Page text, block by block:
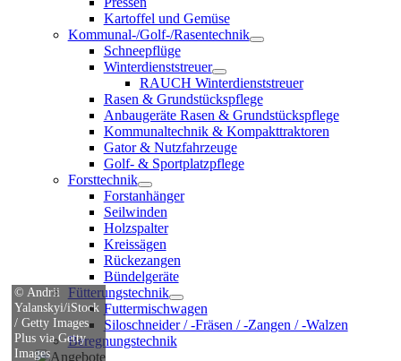
Kartoffel und Gemüse
Kommunal-/Golf-/Rasentechnik
Schneepflüge
Winterdienststreuer
RAUCH Winterdienststreuer
Rasen & Grundstückspflege
Anbaugeräte Rasen & Grundstückspflege
Kommunaltechnik & Kompakttraktoren
Gator & Nutzfahrzeuge
Golf- & Sportplatzpflege
Forsttechnik
Forstanhänger
Seilwinden
Holzspalter
Kreissägen
Rückezangen
Bündelgeräte
Fütterungstechnik
Futtermischwagen
Siloschneider / -Fräsen / -Zangen / -Walzen
Beregnungstechnik
© Andrii
Yalanskyi/iStock
/ Getty Images
Plus via Getty
Images